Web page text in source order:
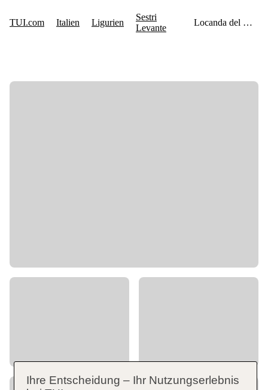
Ihre Entscheidung – Ihr Nutzungserlebnis